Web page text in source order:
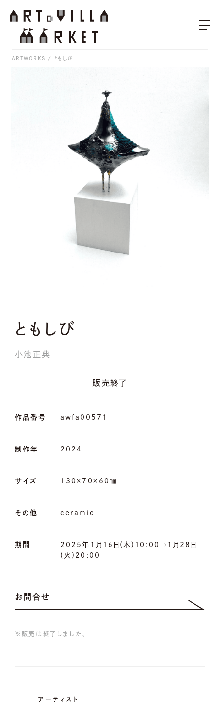
ARTWORKS ともしび
ともしび
小池正典
販売終了
作品番号 awfa00571
制作年 2024
サイズ 130×70×60㎜
その他 ceramic
期間
2025年1月16日(木)10:00→1月28日
(火)20:00
お問合せ
※販売は終了しました。
アーティスト